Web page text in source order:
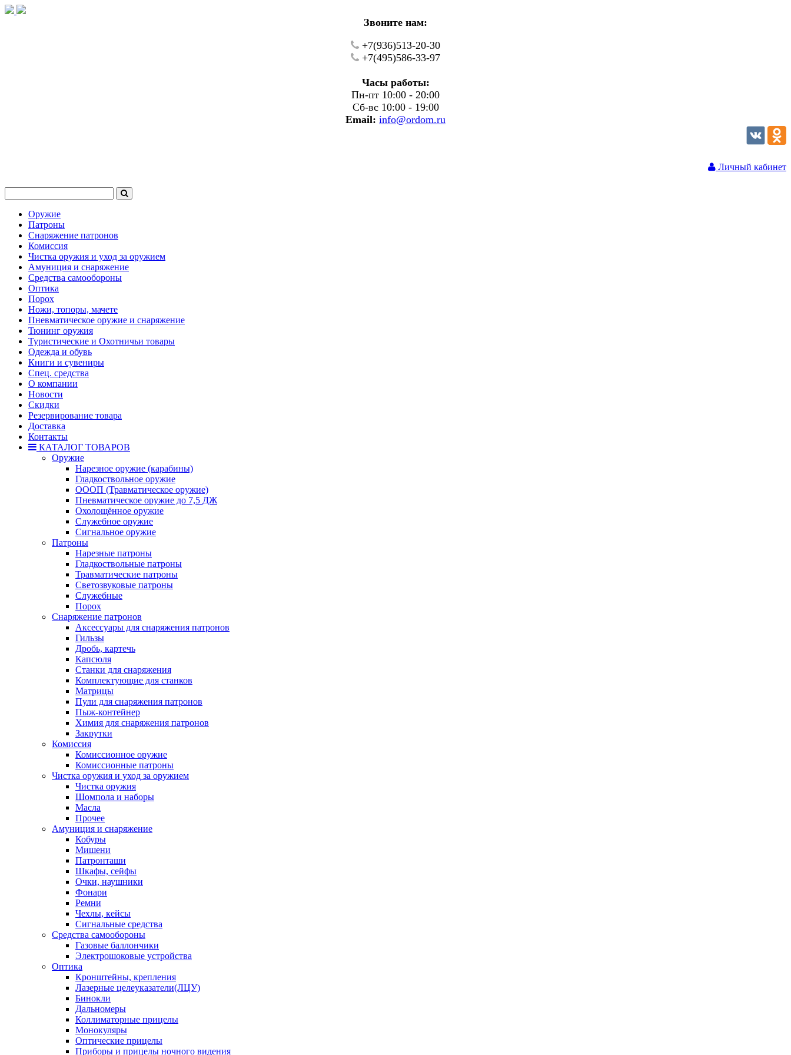
Звоните нам:
+7(936)513-20-30
+7(495)586-33-97
Часы работы:
Пн-пт 10:00 - 20:00
Сб-вс 10:00 - 19:00
Email: info@ordom.ru
Личный кабинет
Оружие
Патроны
Снаряжение патронов
Комиссия
Чистка оружия и уход за оружием
Амуниция и снаряжение
Средства самообороны
Оптика
Порох
Ножи, топоры, мачете
Пневматическое оружие и снаряжение
Тюнинг оружия
Туристические и Охотничьи товары
Одежда и обувь
Книги и сувениры
Спец. средства
О компании
Новости
Скидки
Резервирование товара
Доставка
Контакты
КАТАЛОГ ТОВАРОВ
Оружие
Нарезное оружие (карабины)
Гладкоствольное оружие
ОООП (Травматическое оружие)
Пневматическое оружие до 7,5 ДЖ
Охолощённое оружие
Служебное оружие
Сигнальное оружие
Патроны
Нарезные патроны
Гладкоствольные патроны
Травматические патроны
Светозвуковые патроны
Служебные
Порох
Снаряжение патронов
Аксессуары для снаряжения патронов
Гильзы
Дробь, картечь
Капсюля
Станки для снаряжения
Комплектующие для станков
Матрицы
Пули для снаряжения патронов
Пыж-контейнер
Химия для снаряжения патронов
Закрутки
Комиссия
Комиссионное оружие
Комиссионные патроны
Чистка оружия и уход за оружием
Чистка оружия
Шомпола и наборы
Масла
Прочее
Амуниция и снаряжение
Кобуры
Мишени
Патронташи
Шкафы, сейфы
Очки, наушники
Фонари
Ремни
Чехлы, кейсы
Сигнальные средства
Средства самообороны
Газовые баллончики
Электрошоковые устройства
Оптика
Кронштейны, крепления
Лазерные целеуказатели(ЛЦУ)
Бинокли
Дальномеры
Коллиматорные прицелы
Монокуляры
Оптические прицелы
Приборы и прицелы ночного видения